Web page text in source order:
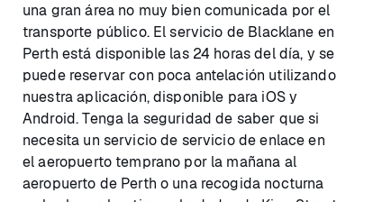
una gran área no muy bien comunicada por el
transporte público. El servicio de Blacklane en
Perth está disponible las 24 horas del día, y se
puede reservar con poca antelación utilizando
nuestra aplicación, disponible para iOS y
Android. Tenga la seguridad de saber que si
necesita un servicio de servicio de enlace en
el aeropuerto temprano por la mañana al
aeropuerto de Perth o una recogida nocturna